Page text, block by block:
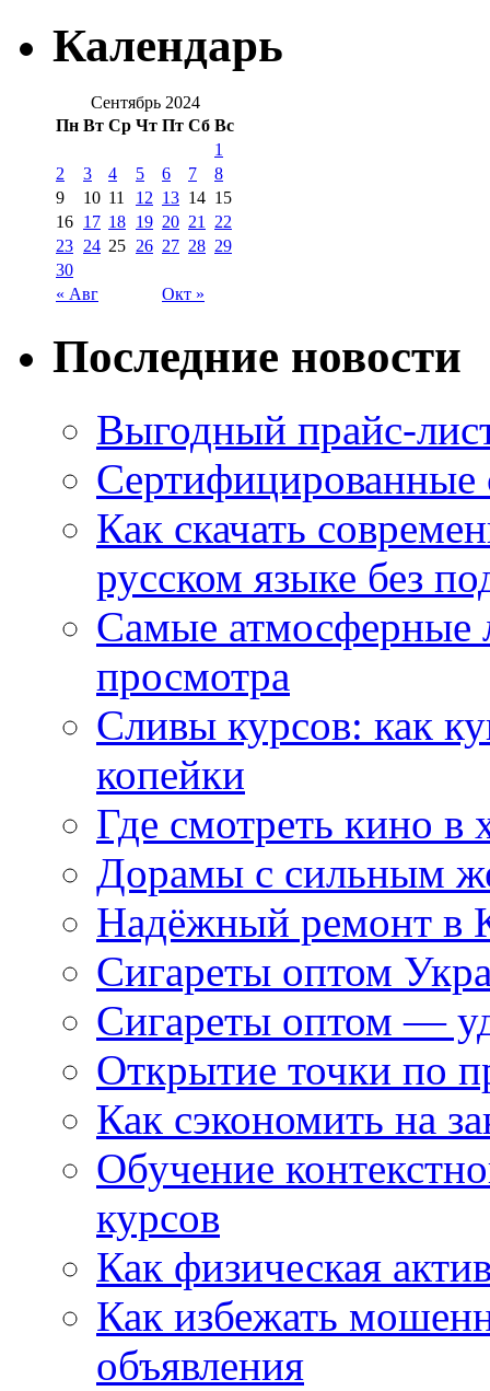
Календарь
Сентябрь 2024
Пн Вт Ср Чт Пт Сб Вс
« Авг Окт »
1
2
3 4 5 6 7
8
9
10 11 12 13 14 15
16 17 18 19 20 21 22
23 24 25 26 27 28 29
30
Последние новости
Выгодный прайс-
Как скачать
русском языке без
Самые атмосферные
просмотра
Сливы курсов: как
копейки
Где смотреть кино в
Дорамы с сильным
Надёжный ремонт в
Сигареты оптом
Сигареты оптом —
Открытие точки по
Как сэкономить на
Обучение
курсов
Как физическая
Как избежать
объявления